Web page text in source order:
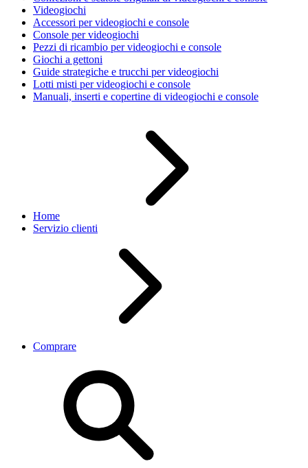
Videogiochi
Accessori per videogiochi e console
Console per videogiochi
Pezzi di ricambio per videogiochi e console
Giochi a gettoni
Guide strategiche e trucchi per videogiochi
Lotti misti per videogiochi e console
Manuali, inserti e copertine di videogiochi e console
Home
Servizio clienti
Comprare